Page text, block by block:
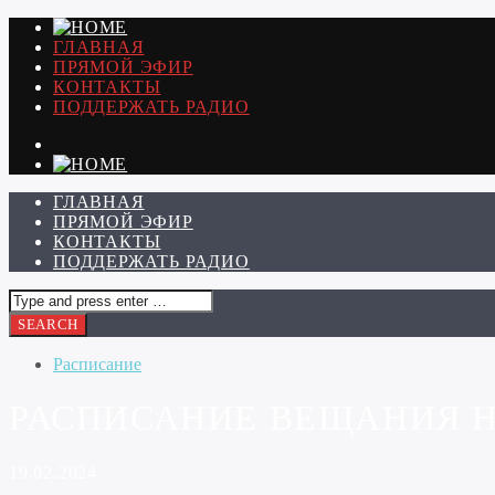
ГЛАВНАЯ
ПРЯМОЙ ЭФИР
КОНТАКТЫ
ПОДДЕРЖАТЬ РАДИО
ГЛАВНАЯ
ПРЯМОЙ ЭФИР
КОНТАКТЫ
ПОДДЕРЖАТЬ РАДИО
Расписание